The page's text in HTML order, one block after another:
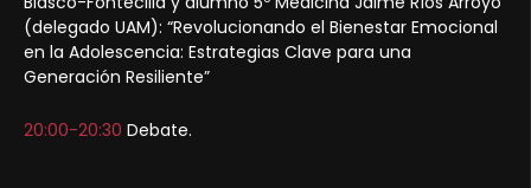
(delegado UAM): “Revolucionando el Bienestar Emocional
en la Adolescencia: Estrategias Clave para una
Generación Resiliente”
20:00-20:30 Debate.